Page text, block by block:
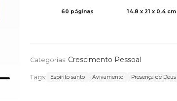
60 páginas 14.8 x 21 x 0.4 cm
Categorias: Crescimento Pessoal
Tags: Espírito santo Avivamento Presença de Deus